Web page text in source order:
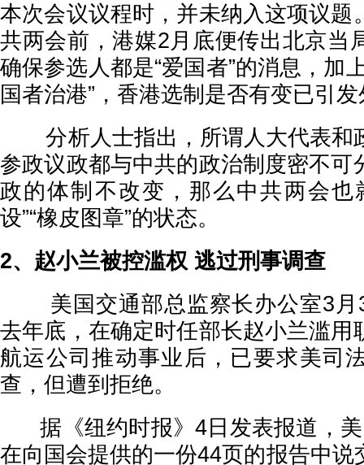
本次会议议程时，并未纳入这项议题
共两会前，港媒2月底便传出北京当
确保参选人都是“爱国者”的消息，加
国者治港”，香港选制是否有变已引
分析人士指出，所谓人大代表和
参政议政都与中共的政治制度密不可
政的体制不改变，那么中共两会也
设”“橡皮图章”的状态。
2、赵小兰被控滥权 逃过刑事调查
美国交通部总监察长办公室3月
去年底，在确定时任部长赵小兰滥用
航运公司推动事业后，已要求美司
查，但遭到拒绝。
据《纽约时报》4日发表报道，美
在向国会提供的一份44页的报告中说